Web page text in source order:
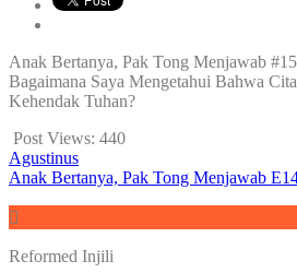
Anak Bertanya, Pak Tong Menjawab #15
Bagaimana Saya Mengetahui Bahwa
Kehendak Tuhan?
Post Views: 440
Agustinus
Anak Bertanya, Pak Tong Menjawab
Reformed Injili